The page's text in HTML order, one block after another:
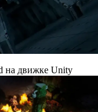
на движке Unity